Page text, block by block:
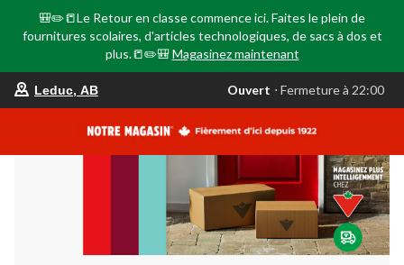
🎒✏️📒Le Retour en classe commence ici. Faites le plein de
fournitures scolaires, d'articles technologiques, de sacs à dos et
plus.📒✏️🎒 Magasinez maintenant
votre
est
AB,
Ouvert,
Fermeture
à
22:00
Leduc, AB Ouvert ⋅ Fermeture à 22:00